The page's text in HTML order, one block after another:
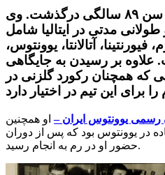
متأسفانه دینو دا کاستا در سن ۸۹ سالگی درگذشت. وی
مدتی در ایتالیا شامل
آتالانتا، یوونتوس،
علاوه بر رسیدن به جایگاهی
که همچنان رکورد گلزنی در
رسمی یوونتوس ایران –او همچنین
در یوونتوس بود که پس از دوران
حضور او در رم به انجام رسید.